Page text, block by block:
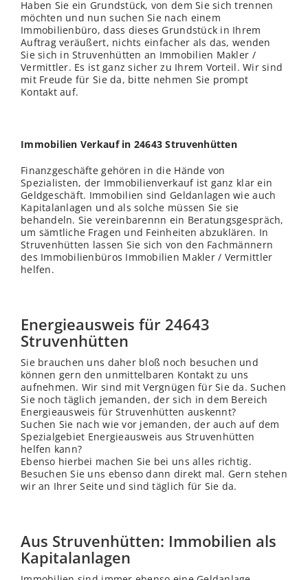
Haben Sie ein Grundstück, von dem Sie sich trennen
möchten und nun suchen Sie nach einem
Immobilienbüro, dass dieses Grundstück in Ihrem
Auftrag veräußert, nichts einfacher als das, wenden
Sie sich in Struvenhütten an Immobilien Makler /
Vermittler. Es ist ganz sicher zu Ihrem Vorteil. Wir sind
mit Freude für Sie da, bitte nehmen Sie prompt
Kontakt auf.
Immobilien Verkauf in 24643 Struvenhütten
Finanzgeschäfte gehören in die Hände von
Spezialisten, der Immobilienverkauf ist ganz klar ein
Geldgeschäft. Immobilien sind Geldanlagen wie auch
Kapitalanlagen und als solche müssen Sie sie
behandeln. Sie vereinbarennn ein Beratungsgespräch,
um sämtliche Fragen und Feinheiten abzuklären. In
Struvenhütten lassen Sie sich von den Fachmännern
des Immobilienbüros Immobilien Makler / Vermittler
helfen.
Energieausweis für 24643
Struvenhütten
Sie brauchen uns daher bloß noch besuchen und
können gern den unmittelbaren Kontakt zu uns
aufnehmen. Wir sind mit Vergnügen für Sie da. Suchen
Sie noch täglich jemanden, der sich in dem Bereich
Energieausweis für Struvenhütten auskennt?
Suchen Sie nach wie vor jemanden, der auch auf dem
Spezialgebiet Energieausweis aus Struvenhütten
helfen kann?
Ebenso hierbei machen Sie bei uns alles richtig.
Besuchen Sie uns ebenso dann direkt mal. Gern stehen
wir an Ihrer Seite und sind täglich für Sie da.
Aus Struvenhütten: Immobilien als
Kapitalanlagen